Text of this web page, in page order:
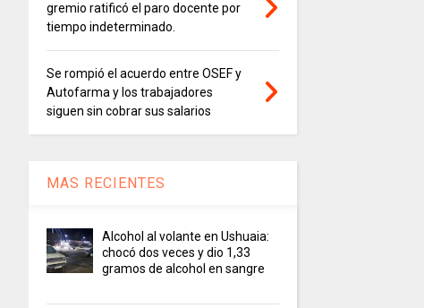
gremio ratificó el paro docente por
tiempo indeterminado.
Se rompió el acuerdo entre OSEF y
Autofarma y los trabajadores
siguen sin cobrar sus salarios
MAS RECIENTES
Alcohol al volante en Ushuaia:
chocó dos veces y dio 1,33
gramos de alcohol en sangre